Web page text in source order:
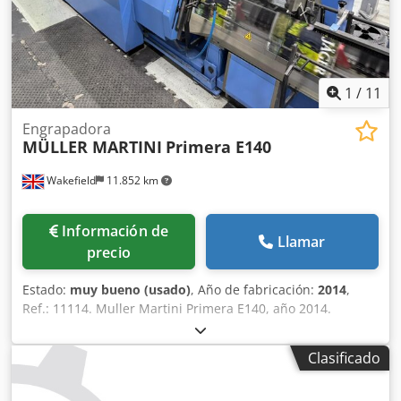
1 / 11
Wakefield 11.852 km
Engrapadora
MÜLLER MARTINI Primera E140
Información de
precio
Llamar
Estado: muy bueno (usado), Año de fabricación: 2014,
Ref.: 11114. Muller Martini Primera E140, año 2014.
Modelo de última generación, gama alta, máquina de
cosido con encuadernación «silla» de M.M., con tiempos
de cambio rápidos y un amplio rango de tamaños.
Dedpfozn Hqijx Ahpjwa El modelo «E» cuenta con el
Clasificado